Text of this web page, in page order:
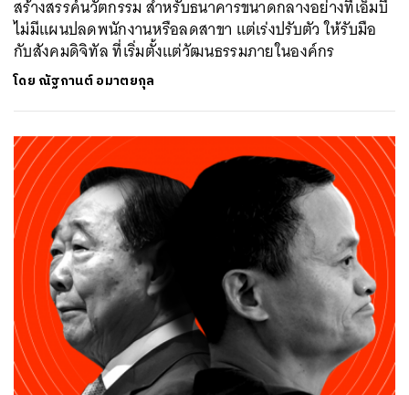
สร้างสรรค์นวัตกรรม สำหรับธนาคารขนาดกลางอย่างทีเอ็มบี
ไม่มีแผนปลดพนักงานหรือลดสาขา แต่เร่งปรับตัว ให้รับมือ
กับสังคมดิจิทัล ที่เริ่มตั้งแต่วัฒนธรรมภายในองค์กร
โดย ณัฐกานต์ อมาตยกุล